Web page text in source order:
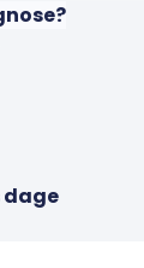
dage